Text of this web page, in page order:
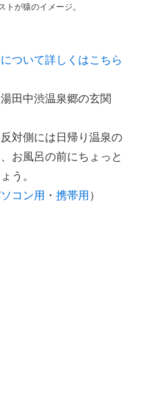
が猿のイメージ。
ついて詳しくはこちら
田中渋温泉郷の玄関
対側には日帰り温泉の
お風呂の前にちょっと
う。
コン用 ・携帯用）